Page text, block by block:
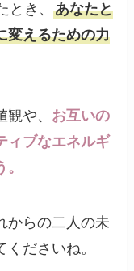
とき、あなたと
変えるための力
や、 お互いの
ィブなエネルギ
からの二人の未
ださいね。